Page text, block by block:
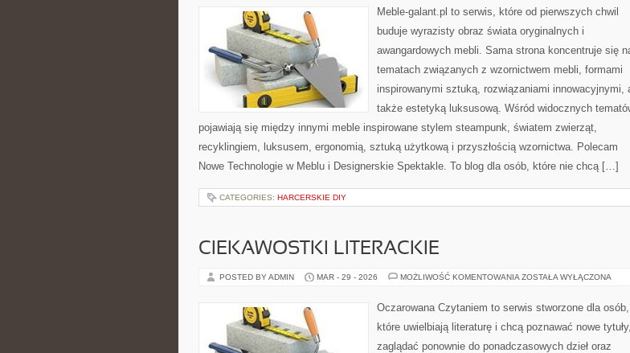
MIARĘ
Meble-galant.pl to serwis, które od pierwszych chwil
buduje wyrazisty obraz świata oryginalnych i
awangardowych mebli. Sama strona koncentruje się
tematach związanych z wzornictwem mebli, formami
inspirowanymi sztuką, rozwiązaniami innowacyjnymi,
także estetyką luksusową. Wśród widocznych
pojawiają się między innymi meble inspirowane stylem steampunk, światem zwierząt,
recyklingiem, luksusem, ergonomią, sztuką użytkową i przyszłością wzornictwa. Polecam
Nowe Technologie w Meblu i Designerskie Spektakle. To blog dla osób, które nie chcą […]
CATEGORIES: HARCERSKIE DIY
CIEKAWOSTKI LITERACKIE
POSTED BY ADMIN MAR - 29 - 2026 MOŻLIWOŚĆ KOMENTOWANIA CIEKAWOSTKI
ZOSTAŁA WYŁĄCZONA
Oczarowana Czytaniem to serwis stworzone dla osób,
które uwielbiają literaturę i chcą poznawać nowe tytuły,
zaglądać ponownie do ponadczasowych dzieł oraz